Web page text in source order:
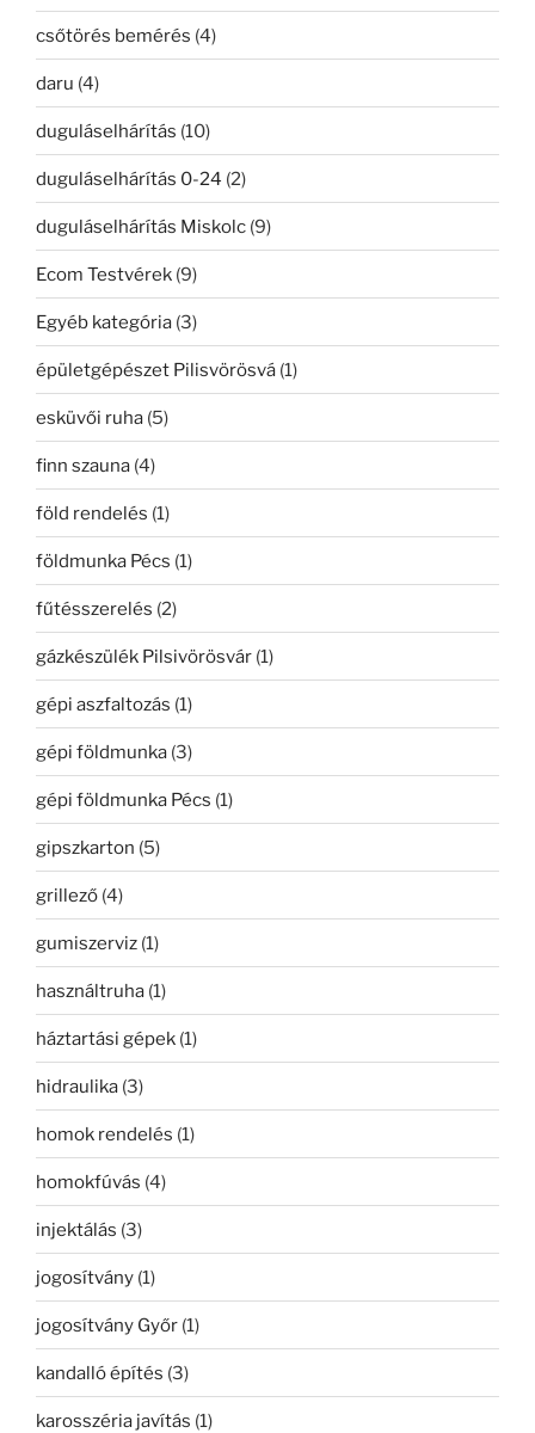
csőtörés bemérés (4)
daru (4)
duguláselhárítás (10)
duguláselhárítás 0-24 (2)
duguláselhárítás Miskolc (9)
Ecom Testvérek (9)
Egyéb kategória (3)
épületgépészet Pilisvörösvá (1)
esküvői ruha (5)
finn szauna (4)
föld rendelés (1)
földmunka Pécs (1)
fűtésszerelés (2)
gázkészülék Pilsivörösvár (1)
gépi aszfaltozás (1)
gépi földmunka (3)
gépi földmunka Pécs (1)
gipszkarton (5)
grillező (4)
gumiszerviz (1)
használtruha (1)
háztartási gépek (1)
hidraulika (3)
homok rendelés (1)
homokfúvás (4)
injektálás (3)
jogosítvány (1)
jogosítvány Győr (1)
kandalló építés (3)
karosszéria javítás (1)